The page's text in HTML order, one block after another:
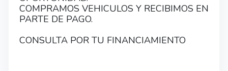
COMPRAMOS VEHICULOS Y RECIBIMOS EN
PARTE DE PAGO.
CONSULTA POR TU FINANCIAMIENTO